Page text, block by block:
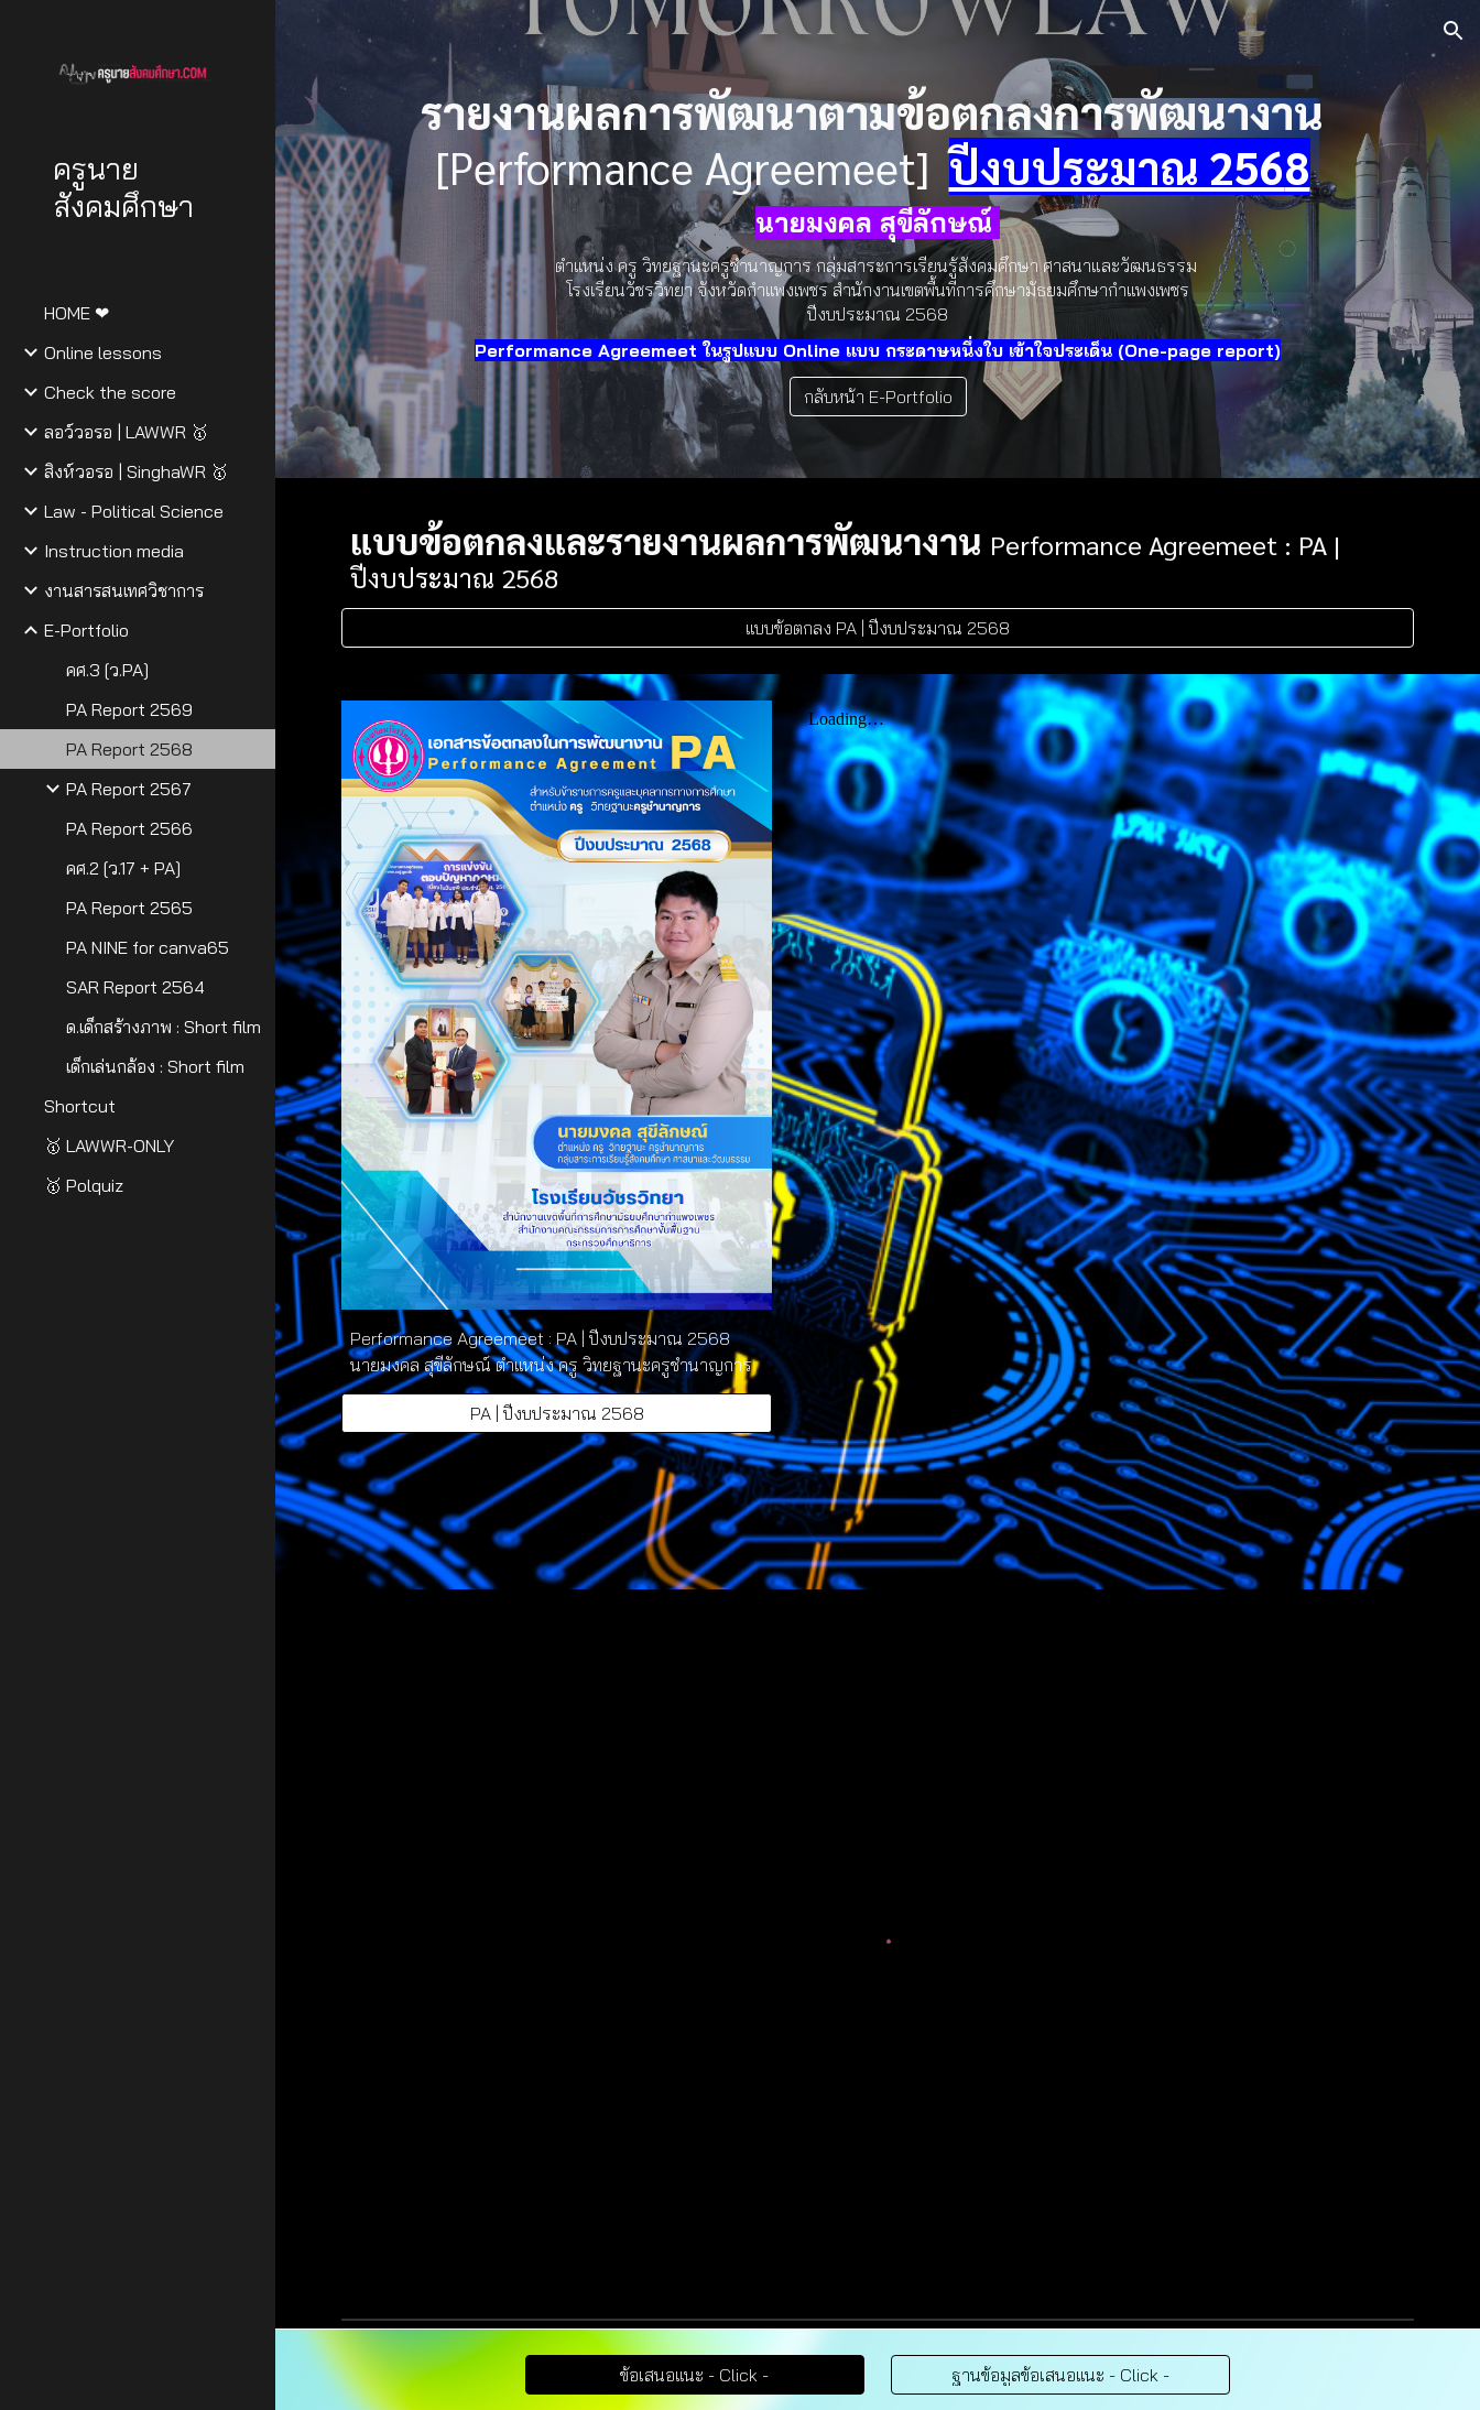
Skip to main content Skip to navigation
ครูนาย
สังคมศึกษา
HOME ❤
Online lessons
Check the score
ลอว์วอรอ | LAWWR 🥇
สิงห์วอรอ | SinghaWR 🥇
Law - Political Science
Instruction media
งานสารสนเทศวิชาการ
E-Portfolio
คศ.3 [ว.PA]
PA Report 2569
PA Report 2568
PA Report 2567
PA Report 2566
คศ.2 [ว.17 + PA]
PA Report 2565
PA NINE for canva65
SAR Report 2564
ด.เด็กสร้างภาพ : Short film
เด็กเล่นกล้อง : Short film
Shortcut
🥇 LAWWR-ONLY
🥇 Polquiz
รายงานผลการพัฒนาตามข้อตกลงการพัฒนางาน
[Performance Agreemeet] ปีงบประมาณ 2568
นายมงคล สุขีลักษณ์
ตำแหน่ง ครู วิทยฐานะครูชำนาญการ กลุ่มสาระการเรียนรู้สังคมศึกษา ศาสนาและวัฒนธรรม
โรงเรียนวัชรวิทยา จังหวัดกำแพงเพชร สำนักงานเขตพื้นที่การศึกษามัธยมศึกษากำแพงเพชร
ปีงบประมาณ 2568
Performance Agreemeet ในรูปแบบ Online แบบ กระดาษหนึ่งใบ เข้าใจประเด็น (One-page report)
กลับหน้า E-Portfolio
แบบข้อตกลงและรายงานผลการพัฒนางาน Performance Agreemeet : PA |
ปีงบประมาณ 2568
แบบข้อตกลง PA | ปีงบประมาณ 2568
Performance Agreemeet : PA | ปีงบประมาณ 2568
นายมงคล สุขีลักษณ์ ตำแหน่ง ครู วิทยฐานะครูชำนาญการ
PA | ปีงบประมาณ 2568
ข้อเสนอแนะ - Click - ฐานข้อมูลข้อเสนอแนะ - Click -